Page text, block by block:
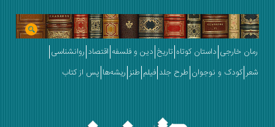
خارجی داستان کوتاه تاریخ دین و فلسفه اقتصاد روانشناسی
کودک و نوجوان طرح جلد فیلم طنز ریشه‌ها پس از کتاب